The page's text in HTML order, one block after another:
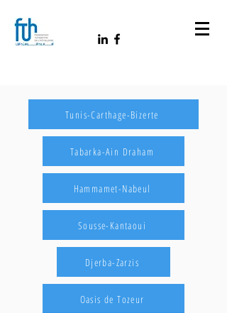
Tunis-Carthage-Bizerte
Tabarka-Ain Draham
Hammamet-Nabeul
Sousse-Kantaoui
Djerba-Zarzis
Oasis de Tozeur